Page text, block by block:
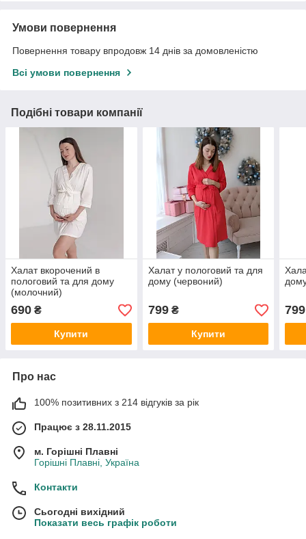
Умови повернення
Повернення товару впродовж 14 днів за домовленістю
Всі умови повернення
Подібні товари компанії
Халат вкорочений в
пологовий та для дому
(молочний)
690 ₴
Купити
Халат у пологовий та для
дому (червоний)
799₴
Купити
799
Про нас
100% позитивних з 214 відгуків за рік
Працює з 28.11.2015
м. Горішні Плавні
Горішні Плавні, Україна
Контакти
Сьогодні вихідний
Показати весь графік роботи